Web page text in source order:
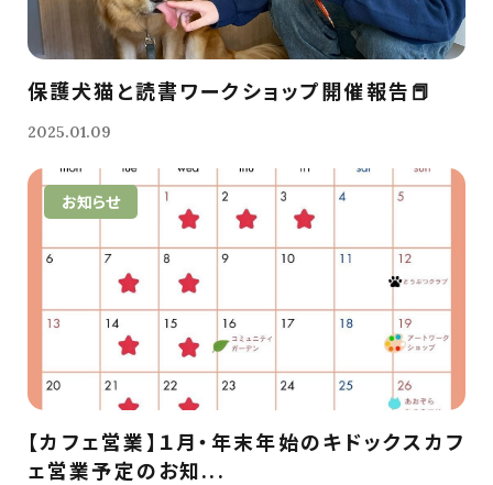
保護犬猫と読書ワークショップ開催報告📕
2025.01.09
お知らせ
【カフェ営業】１月・年末年始のキドックスカフ
ェ営業予定のお知...